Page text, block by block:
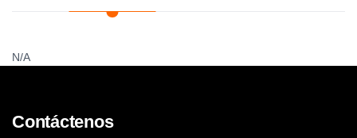
N/A
Contáctenos